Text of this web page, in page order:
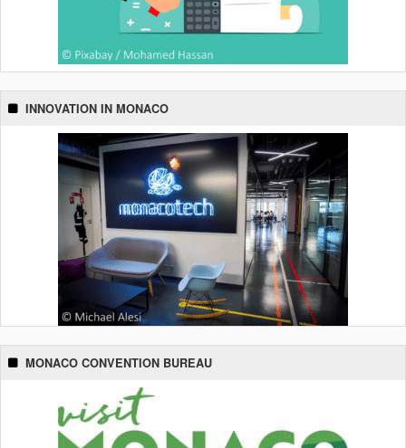
INNOVATION IN MONACO
MONACO CONVENTION BUREAU